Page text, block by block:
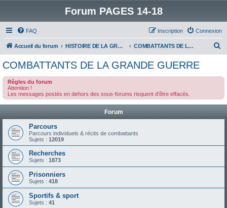
Forum PAGES 14-18
FAQ Connexion
Inscription
Accueil du forum HISTOIRE DE LA GRANDE GUERRE COMBATTANTS DE LA GRANDE GUERRE
r
c
COMBATTANTS DE LA GRANDE GUERRE
Règles du forum
Attention !
Les messages postés en dehors des sous-forums risquent d'être effacés.
Forum
Parcours
Parcours individuels & récits de combattants
Sujets : 12019
Recherches
Sujets : 1873
Prisonniers
Sujets : 418
Sportifs & sport
Sujets : 41